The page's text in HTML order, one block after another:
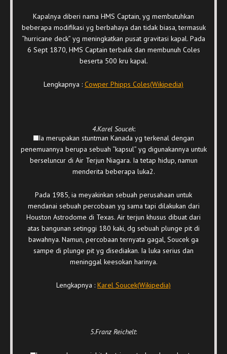
Kapalnya diberi nama HMS Captain, yg membutuhkan
beberapa modifikasi yg berbahaya dan tidak biasa, termasuk
“hurricane deck” yg meningkatkan pusat gravitasi kapal. Pada
6 Sept 1870, HMS Captain terbalik dan membunuh Coles
beserta 500 kru kapal.
Lengkapnya : Cowper Phipps Coles(Wikipedia)
4.Karel Soucek:
Ia merupakan stuntman Kanada yg terkenal dengan
penemuannya berupa sebuah “kapsul” yg digunakannya untuk
berseluncur di Air Terjun Niagara. Ia tetap hidup, namun
menderita beberapa luka2.
Pada 1985, ia meyakinkan sebuah perusahaan untuk
mendanai sebuah percobaan yg sama tapi dilakukan dari
Houston Astrodome di Texas. Air terjun khusus dibuat dari
atas bangunan setinggi 180 kaki, dg sebuah plunge pit di
bawahnya. Namun, percobaan ternyata gagal, Soucek ga
sampe di plunge pit yg disediakan. Ia luka serius dan
meninggal keesokan harinya.
Lengkapnya : Karel Soucek(Wikipedia)
5.Franz Reichelt: